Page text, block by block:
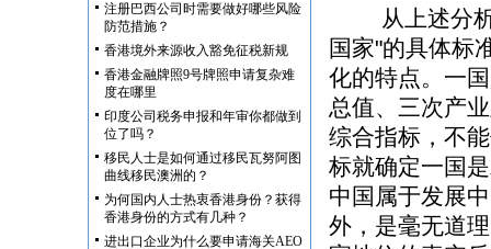
注册巴西公司时需要做好哪些风险
防范措施？
香港境外来源收入豁免征税新规
香港金融牌照9号牌照申请复杂难
度在哪里
印度公司税务申报和年审你都做到
位了吗？
移民人士是如何通过移民瓦努阿图
曲线移民澳洲的？
为何国内人士热衷香港身份？获得
香港身份的方式有几种？
进出口企业为什么要申请海关AEO
从上述分析
国家"的具体标
化的特点。一
总值、三次产
综合指标，不
标就确定一国
中国属于发展
外，是毫无道